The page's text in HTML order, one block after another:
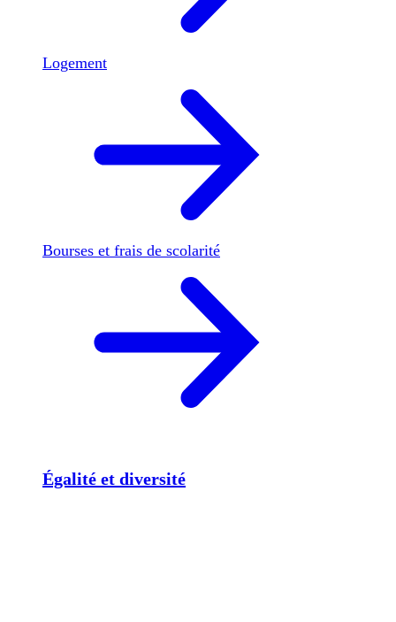
Logement
Bourses et frais de scolarité
Égalité et diversité